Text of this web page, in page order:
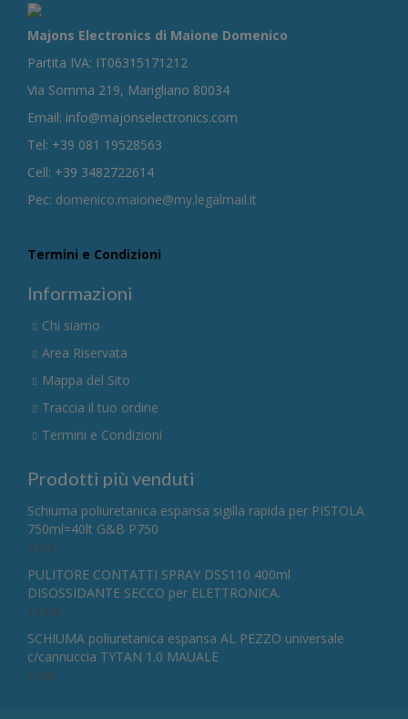
Majons Electronics di Maione Domenico
Partita IVA: IT06315171212
Via Somma 219, Marigliano 80034
Email: info@majonselectronics.com
Tel: +39 081 19528563
Cell: +39 3482722614
Pec: domenico.maione@my.legalmail.it
Termini e Condizioni
Informazioni
Chi siamo
Area Riservata
Mappa del Sito
Traccia il tuo ordine
Termini e Condizioni
Prodotti più venduti
Schiuma poliuretanica espansa sigilla rapida per PISTOLA
750ml=40lt G&B P750
4,67€
PULITORE CONTATTI SPRAY DSS110 400ml
DISOSSIDANTE SECCO per ELETTRONICA.
14,87€
SCHIUMA poliuretanica espansa AL PEZZO universale
c/cannuccia TYTAN 1.0 MAUALE
5,49€